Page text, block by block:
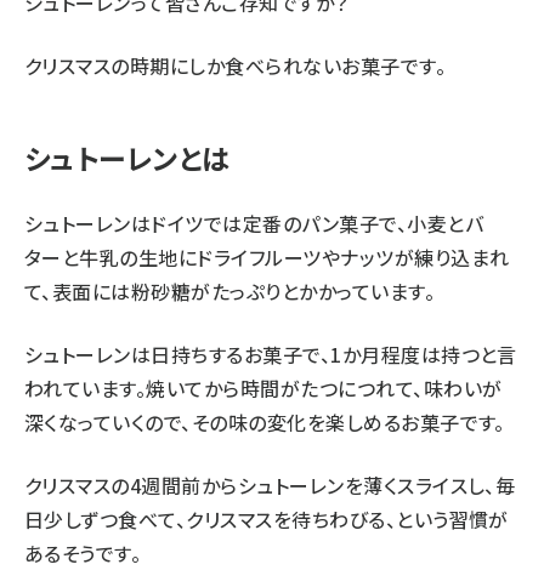
クリスマスの時期にしか食べられないお菓子です。
シュトーレンとは
シュトーレンはドイツでは定番のパン菓子で、小麦とバ
ターと牛乳の生地にドライフルーツやナッツが練り込まれ
て、表面には粉砂糖がたっぷりとかかっています。
シュトーレンは日持ちするお菓子で、1か月程度は持つと言
われています。焼いてから時間がたつにつれて、味わいが
深くなっていくので、その味の変化を楽しめるお菓子です。
クリスマスの4週間前からシュトーレンを薄くスライスし、毎
日少しずつ食べて、クリスマスを待ちわびる、という習慣が
あるそうです。